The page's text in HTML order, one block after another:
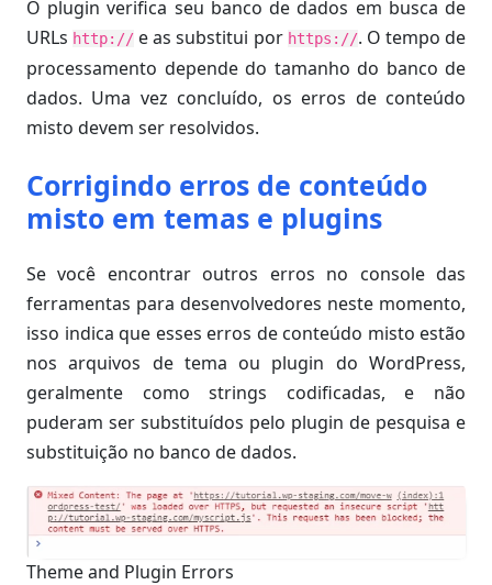
O plugin verifica seu banco de dados em busca de
URLs http:// e as substitui por https://. O tempo de
processamento depende do tamanho do banco de
dados. Uma vez concluído, os erros de conteúdo
misto devem ser resolvidos.
Corrigindo erros de conteúdo
misto em temas e plugins
Se você encontrar outros erros no console das
ferramentas para desenvolvedores neste momento,
isso indica que esses erros de conteúdo misto estão
nos arquivos de tema ou plugin do WordPress,
geralmente como strings codificadas, e não
puderam ser substituídos pelo plugin de pesquisa e
substituição no banco de dados.
Theme and Plugin Errors